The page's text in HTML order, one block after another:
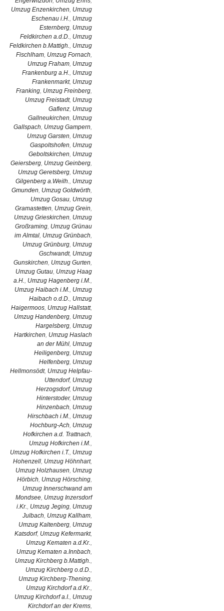
Umzug Enzenkirchen, Umzug
Eschenau i.H., Umzug
Esternberg, Umzug
Feldkirchen a.d.D., Umzug
Feldkirchen b.Mattigh., Umzug
Fischlham, Umzug Fornach,
Umzug Fraham, Umzug
Frankenburg a.H., Umzug
Frankenmarkt, Umzug
Franking, Umzug Freinberg,
Umzug Freistadt, Umzug
Gaflenz, Umzug
Gallneukirchen, Umzug
Gallspach, Umzug Gampern,
Umzug Garsten, Umzug
Gaspoltshofen, Umzug
Geboltskirchen, Umzug
Geiersberg, Umzug Geinberg,
Umzug Geretsberg, Umzug
Gilgenberg a.Weilh., Umzug
Gmunden, Umzug Goldwörth,
Umzug Gosau, Umzug
Gramastetten, Umzug Grein,
Umzug Grieskirchen, Umzug
Großraming, Umzug Grünau
im Almtal, Umzug Grünbach,
Umzug Grünburg, Umzug
Gschwandt, Umzug
Gunskirchen, Umzug Gurten,
Umzug Gutau, Umzug Haag
a.H., Umzug Hagenberg i.M.,
Umzug Haibach i.M., Umzug
Haibach o.d.D., Umzug
Haigermoos, Umzug Hallstatt,
Umzug Handenberg, Umzug
Hargelsberg, Umzug
Hartkirchen, Umzug Haslach
an der Mühl, Umzug
Heiligenberg, Umzug
Helfenberg, Umzug
Hellmonsödt, Umzug Helpfau-
Uttendorf, Umzug
Herzogsdorf, Umzug
Hinterstoder, Umzug
Hinzenbach, Umzug
Hirschbach i.M., Umzug
Hochburg-Ach, Umzug
Hofkirchen a.d. Trattnach,
Umzug Hofkirchen i.M.,
Umzug Hofkirchen i.T., Umzug
Hohenzell, Umzug Höhnhart,
Umzug Holzhausen, Umzug
Hörbich, Umzug Hörsching,
Umzug Innerschwand am
Mondsee, Umzug Inzersdorf
i.Kr., Umzug Jeging, Umzug
Julbach, Umzug Kallham,
Umzug Kaltenberg, Umzug
Katsdorf, Umzug Kefermarkt,
Umzug Kematen a.d.Kr.,
Umzug Kematen a.Innbach,
Umzug Kirchberg b.Mattigh.,
Umzug Kirchberg o.d.D.,
Umzug Kirchberg-Thening,
Umzug Kirchdorf a.d.Kr.,
Umzug Kirchdorf a.I., Umzug
Kirchdorf an der Krems,